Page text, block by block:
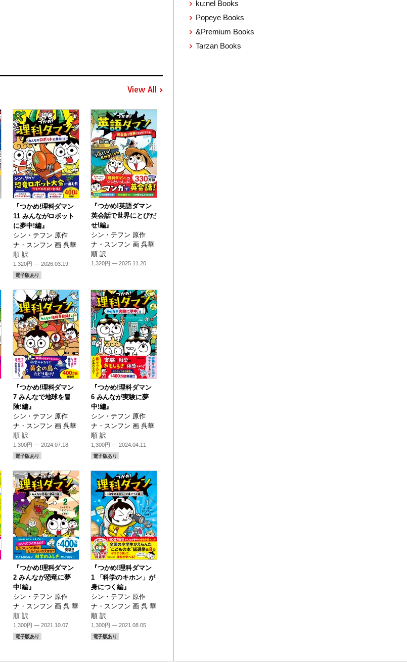
View All
『つかめ!理科ダマン
11 みんながロボット
に夢中!編』
シン・テフン 原作
ナ・スンフン 画 呉華
順 訳
1,320円 — 2026.03.19
電子版あり
『つかめ!英語ダマン
英会話で世界にとびだ
せ!編』
シン・テフン 原作
ナ・スンフン 画 呉華
順 訳
1,320円 — 2025.11.20
『つかめ!理科ダマン
7 みんなで地球を冒
険!編』
シン・テフン 原作
ナ・スンフン 画 呉華
順 訳
1,300円 — 2024.07.18
電子版あり
『つかめ!理科ダマン
6 みんなが実験に夢
中!編』
シン・テフン 原作
ナ・スンフン 画 呉華
順 訳
1,300円 — 2024.04.11
電子版あり
『つかめ!理科ダマン
2 みんなが恐竜に夢
中!編』
シン・テフン 原作
ナ・スンフン 画 呉 華
順 訳
1,300円 — 2021.10.07
電子版あり
『つかめ!理科ダマン
1 「科学のキホン」が
身につく編』
シン・テフン 原作
ナ・スンフン 画 呉 華
順 訳
1,300円 — 2021.08.05
電子版あり
ku:nel Books
Popeye Books
&Premium Books
Tarzan Books